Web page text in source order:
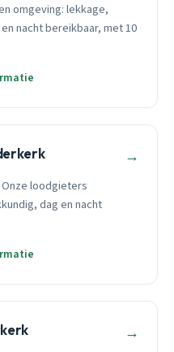
omgeving: lekkage,
nacht bereikbaar, met 10
→
loodgieters
dag en nacht
→